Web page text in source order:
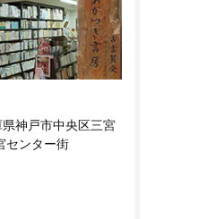
神戸市中央区三宮
センター街